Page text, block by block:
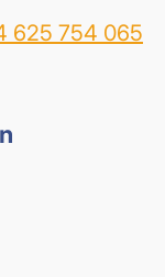
625 754 065